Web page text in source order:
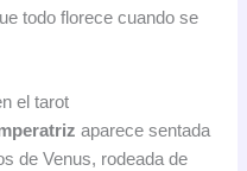
todo florece cuando se
el tarot
aparece sentada
de Venus, rodeada de